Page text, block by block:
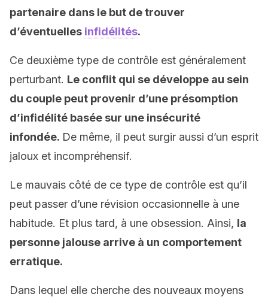
partenaire dans le but de trouver
d’éventuelles infidélités.
Ce deuxième type de contrôle est généralement
perturbant. Le conflit qui se développe au sein
du couple peut provenir d’une présomption
d’infidélité basée sur une insécurité
infondée. De même, il peut surgir aussi d’un esprit
jaloux et incompréhensif.
Le mauvais côté de ce type de contrôle est qu’il
peut passer d’une révision occasionnelle à une
habitude. Et plus tard, à une obsession. Ainsi, la
personne jalouse arrive à un comportement
erratique.
Dans lequel elle cherche des nouveaux moyens